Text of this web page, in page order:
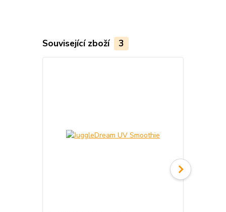
Související zboží 3